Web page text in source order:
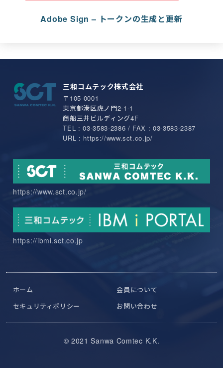
Adobe Sign – トークンの生成と更新
三和コムテック株式会社
〒105-0001
東京都港区虎ノ門2-1-1
商船三井ビルディング4F
TEL : 03-3583-2386 / FAX : 03-3583-2387
URL : https://www.sct.co.jp/
https://www.sct.co.jp/
https://ibmi.sct.co.jp
ホーム
会員について
セキュリティポリシー
お問い合わせ
© 2021 Sanwa Comtec K.K.